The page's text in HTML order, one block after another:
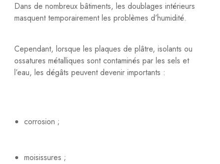
Dans de nombreux bâtiments, les doublages intérieurs
masquent temporairement les problèmes d’humidité.
Cependant, lorsque les plaques de plâtre, isolants ou
ossatures métalliques sont contaminés par les sels et
l’eau, les dégâts peuvent devenir importants :
corrosion ;
moisissures ;